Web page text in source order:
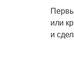
или
и